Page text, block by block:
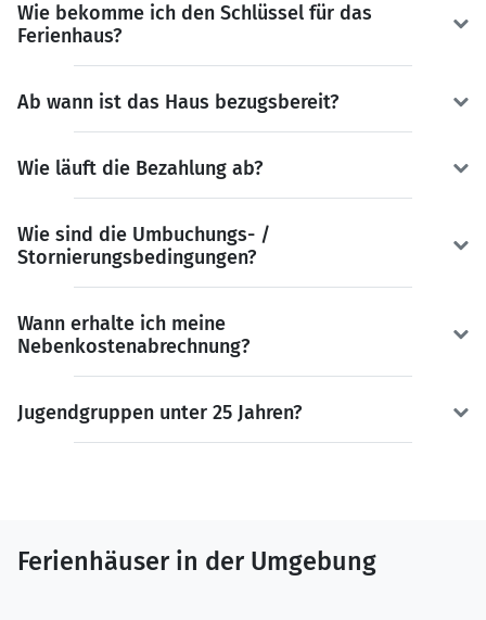
Wie bekomme ich den Schlüssel für das
Ferienhaus?
Ab wann ist das Haus bezugsbereit?
Wie läuft die Bezahlung ab?
Wie sind die Umbuchungs- /
Stornierungsbedingungen?
Wann erhalte ich meine
Nebenkostenabrechnung?
Jugendgruppen unter 25 Jahren?
Ferienhäuser in der Umgebung